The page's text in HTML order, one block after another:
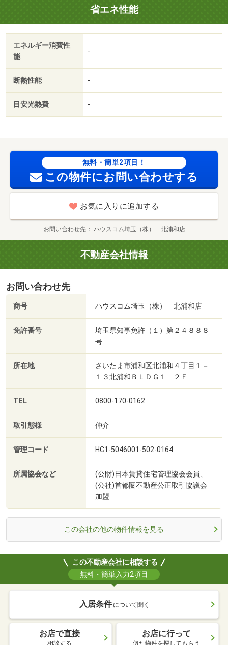
省エネ性能
エネルギー消費性
能
-
断熱性能 -
目安光熱費 -
無料・簡単2項目！
この物件にお問い合わせする
お気に入りに追加する
お問い合わせ先 ハウスコム埼玉（株） 北浦和店
不動産会社情報
お問い合わせ先
商号 ハウスコム埼玉（株） 北浦和店
免許番号
埼玉県知事免許（１）第２４８８８
号
所在地
さいたま市浦和区北浦和４丁目１－
１３北浦和ＢＬＤＧ１ ２Ｆ
TEL 0800-170-0162
取引態様 仲介
管理コード HC1-5046001-502-0164
所属協会など
(公財)日本賃貸住宅管理協会会員、
(公社)首都圏不動産公正取引協議会
加盟
この会社の他の物件情報を見る
この不動産会社に相談する
無料・簡単入力2項目
入居条件 について聞く
お店で直接
相談する
お店に行って
似た物件を探してもらう